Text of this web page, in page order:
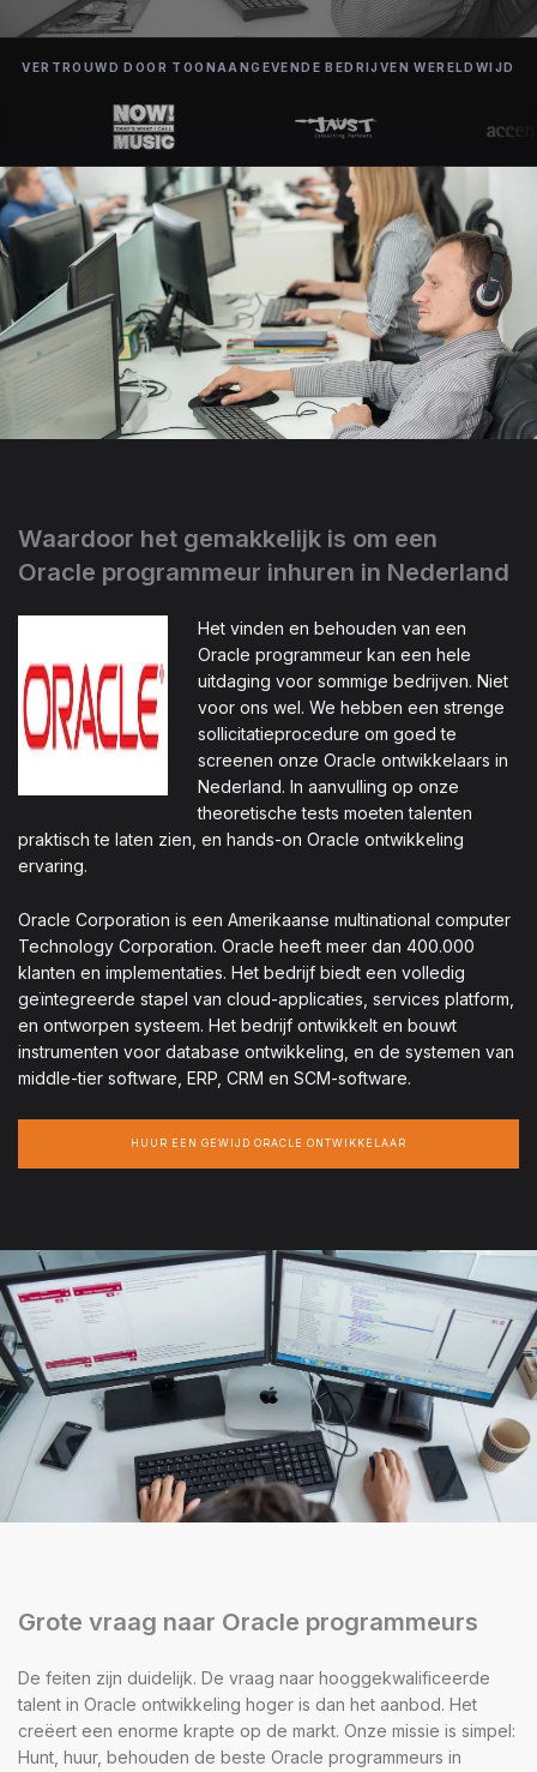
VERTROUWD DOOR TOONAANGEVENDE BEDRIJVEN WERELDWIJD
Waardoor het gemakkelijk is om een
Oracle programmeur inhuren in Nederland
Het vinden en behouden van een
Oracle programmeur kan een hele
uitdaging voor sommige bedrijven. Niet
voor ons wel. We hebben een strenge
sollicitatieprocedure om goed te
screenen onze Oracle ontwikkelaars in
Nederland. In aanvulling op onze
theoretische tests moeten talenten
praktisch te laten zien, en hands-on Oracle ontwikkeling
ervaring.
Oracle Corporation is een Amerikaanse multinational computer
Technology Corporation. Oracle heeft meer dan 400.000
klanten en implementaties. Het bedrijf biedt een volledig
geïntegreerde stapel van cloud-applicaties, services platform,
en ontworpen systeem. Het bedrijf ontwikkelt en bouwt
instrumenten voor database ontwikkeling, en de systemen van
middle-tier software, ERP, CRM en SCM-software.
HUUR EEN GEWIJD ORACLE ONTWIKKELAAR
Grote vraag naar Oracle programmeurs
De feiten zijn duidelijk. De vraag naar hooggekwalificeerde
talent in Oracle ontwikkeling hoger is dan het aanbod. Het
creëert een enorme krapte op de markt. Onze missie is simpel:
Hunt, huur, behouden de beste Oracle programmeurs in